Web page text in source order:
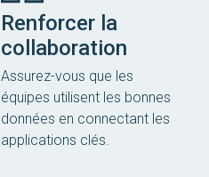
Renforcer la
collaboration
Assurez-vous que les
équipes utilisent les bonnes
données en connectant les
applications clés.